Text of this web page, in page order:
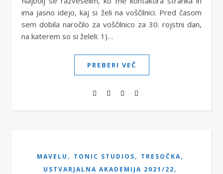
ima jasno idejo, kaj si želi na voščilnici. Pred časom
sem dobila naročilo za voščilnico za 30. rojstni dan,
na katerem so si želeli: 1)…
PREBERI VEČ
MAVELU , TONIC STUDIOS, TRESOČKA,
USTVARJALNA AKADEMIJA 2021/22,